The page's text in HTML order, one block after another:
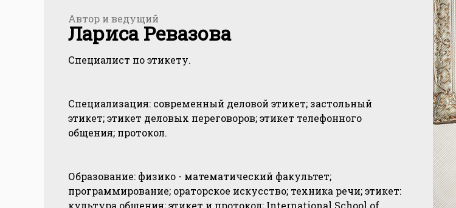
Автор и ведущий
Лариса Ревазова
Специалист по этикету.
Специализация: современный деловой этикет; застольный
этикет; этикет деловых переговоров; этикет телефонного
общения; протокол.
Образование: физико - математический факультет;
программирование; ораторское искусство; техника речи; этикет:
культура общения; этикет и протокол; International School of